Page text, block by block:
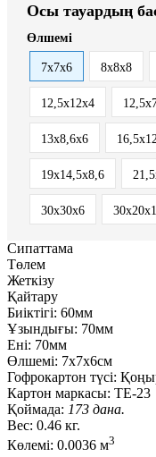
Осы тауардың
Өлшемі
7х7х6 8х8х8
12,5x12x4
13x8,6x6
19х14,5х8,6
30x30x6
Сипаттама
Төлем
Жеткізу
Қайтару
Биіктігі: 60мм
Ұзындығы: 70мм
Ені: 70мм
Өлшемі: 7х7х6см
Гофрокартон түсі:
Картон маркасы: ТЕ-23
Қоймада: 173 дана.
Вес: 0.46 кг.
Көлемі: 0.0036 м3